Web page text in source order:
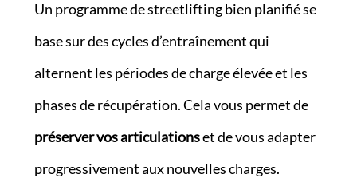
Un programme de streetlifting bien planifié se
base sur des cycles d’entraînement qui
alternent les périodes de charge élevée et les
phases de récupération. Cela vous permet de
préserver vos articulationset de vous adapter
progressivement aux nouvelles charges.